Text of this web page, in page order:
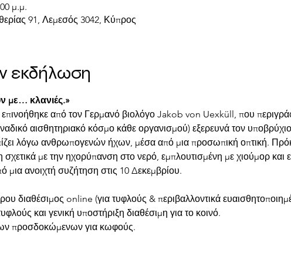
μ.μ.
91, Λεμεσός 3042, Κύπρος
εκδήλωση
με… κλανιές.»
από τον Γερμανό βιολόγο Jakob von Uexküll, που
αισθητηριακό κόσμο κάθε οργανισμού) εξερευνά τον
λόγω ανθρωπογενών ήχων, μέσα από μια προσωπική οπτική.
σχετικά με την ηχορύπανση στο νερό, εμπλουτισμένη με χιούμορ και
μια ανοιχτή συζήτηση στις 10 Δεκεμβρίου.
διαθέσιμος online (για τυφλούς & περιβαλλοντικά
και γενική υποστήριξη διαθέσιμη για το κοινό.
προσδοκώμενων για κωφούς.